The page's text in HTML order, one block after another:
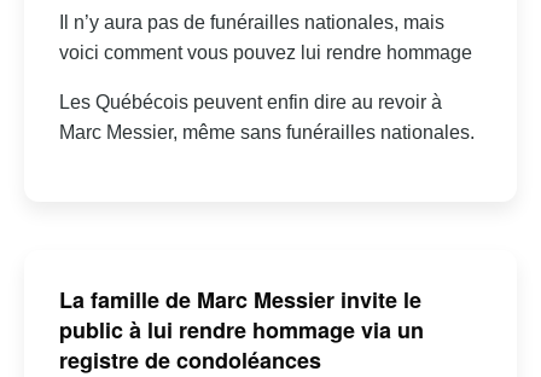
Il n’y aura pas de funérailles nationales, mais
voici comment vous pouvez lui rendre hommage
Les Québécois peuvent enfin dire au revoir à
Marc Messier, même sans funérailles nationales.
La famille de Marc Messier invite le
public à lui rendre hommage via un
registre de condoléances